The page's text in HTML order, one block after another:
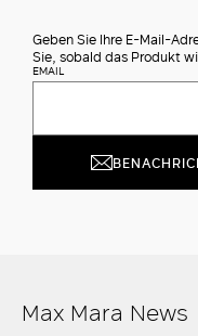
Geben Sie Ihre E-Mail-
Sie, sobald das Produkt
EMAIL
Max Mara News